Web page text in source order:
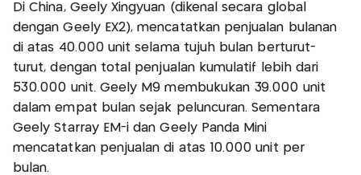
Di China, Geely Xingyuan (dikenal secara global
dengan Geely EX2), mencatatkan penjualan bulanan
di atas 40.000 unit selama tujuh bulan berturut-
turut, dengan total penjualan kumulatif lebih dari
530.000 unit. Geely M9 membukukan 39.000 unit
dalam empat bulan sejak peluncuran. Sementara
Geely Starray EM-i dan Geely Panda Mini
mencatatkan penjualan di atas 10.000 unit per
bulan.